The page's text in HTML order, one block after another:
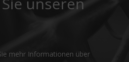
mehr Informationen über